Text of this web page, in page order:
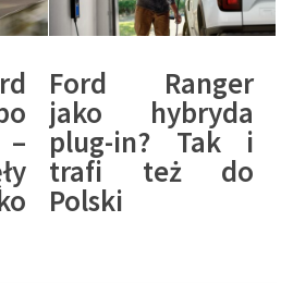
Ford Ranger
jako hybryda
plug-in? Tak i
trafi też do
Polski